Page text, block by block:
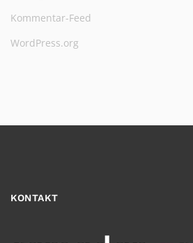
Kommentar-Feed
WordPress.org
KONTAKT